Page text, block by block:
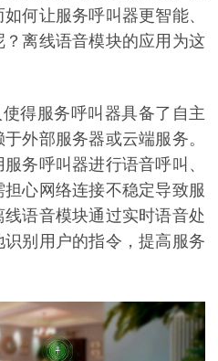
何让服务呼叫器更智能、
离线语音模块的应用为这
得服务呼叫器具备了自主
外部服务器或云端服务。
务呼叫器进行语音呼叫、
心网络连接不稳定导致服
语音模块通过实时语音处
别用户的指令，提高服务